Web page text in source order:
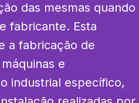
das mesmas quando
fabricante. Esta
a fabricação de
e
industrial específico,